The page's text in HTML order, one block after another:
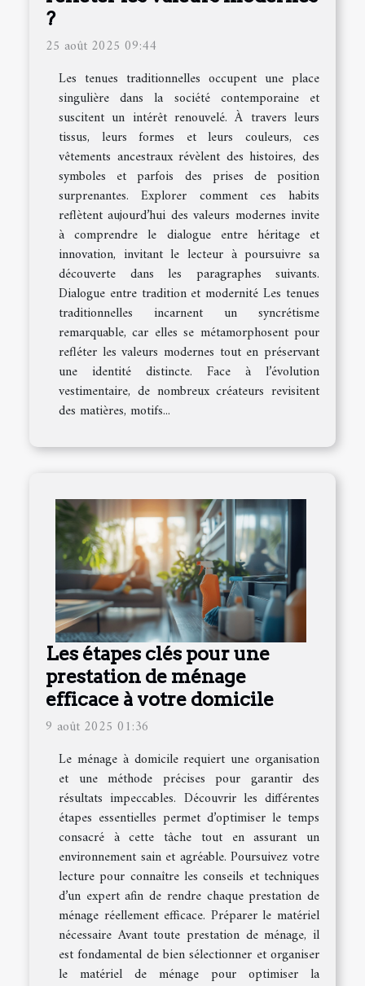
?
25 août 2025 09:44
Les tenues traditionnelles occupent une place
singulière dans la société contemporaine et
suscitent un intérêt renouvelé. À travers leurs
tissus, leurs formes et leurs couleurs, ces
vêtements ancestraux révèlent des histoires, des
symboles et parfois des prises de position
surprenantes. Explorer comment ces habits
reflètent aujourd’hui des valeurs modernes invite
à comprendre le dialogue entre héritage et
innovation, invitant le lecteur à poursuivre sa
découverte dans les paragraphes suivants.
Dialogue entre tradition et modernité Les tenues
traditionnelles incarnent un syncrétisme
remarquable, car elles se métamorphosent pour
refléter les valeurs modernes tout en préservant
une identité distincte. Face à l’évolution
vestimentaire, de nombreux créateurs revisitent
des matières, motifs...
Les étapes clés pour une
prestation de ménage
efficace à votre domicile
9 août 2025 01:36
Le ménage à domicile requiert une organisation
et une méthode précises pour garantir des
résultats impeccables. Découvrir les différentes
étapes essentielles permet d’optimiser le temps
consacré à cette tâche tout en assurant un
environnement sain et agréable. Poursuivez votre
lecture pour connaître les conseils et techniques
d’un expert afin de rendre chaque prestation de
ménage réellement efficace. Préparer le matériel
nécessaire Avant toute prestation de ménage, il
est fondamental de bien sélectionner et organiser
le matériel de ménage pour optimiser la